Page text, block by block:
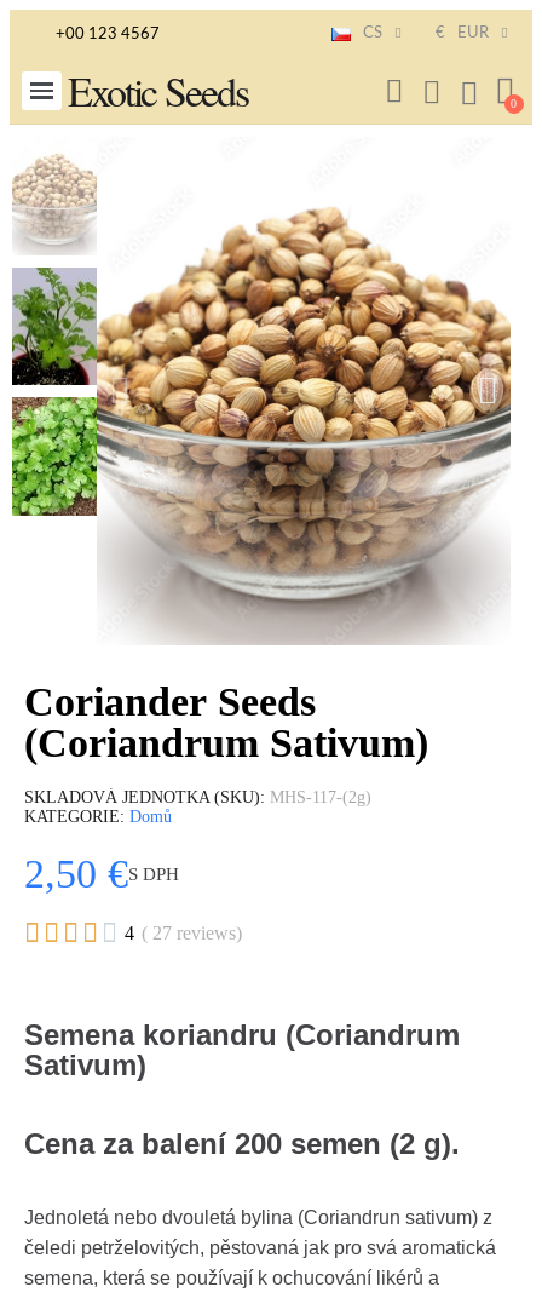
+00 123 4567 CS € EUR
Exotic Seeds
Coriander Seeds
(Coriandrum Sativum)
SKLADOVÁ JEDNOTKA (SKU)
MHS-117-(2g)
KATEGORIE Domů
2,50 €S DPH
     4 ( 27 reviews)
Semena koriandru (Coriandrum
Sativum)
Cena za balení 200 semen (2 g).
Jednoletá nebo dvouletá bylina (Coriandrun sativum) z
čeledi petrželovitých, pěstovaná jak pro svá aromatická
semena, která se používají k ochucování likérů a